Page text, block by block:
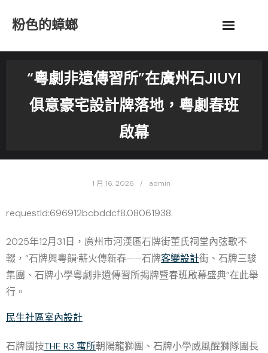
粉色的蟑螂
“粵劇非遺傳習所”在廣州石JIUYI
俱意豪宅設計牌落地，粵劇春班
啟幕
1 月 16, 2026 admin
requestId:696912bcbddcf8.08061938.
2025年12月31日，廣州市河漢區石牌街董氏祠堂內弦歌不
輟，“石牌興粵韻·薪火傳新春——石牌客變設計街、石牌三駿
集團、石牌小學粵劇非遺傳習所揭牌暨春班啟幕盛典”在此舉
行。
民生社區室內設計
石牌國技THE R3 寓所朝陽龍獅團、石牌小學威風醒獅隊團長